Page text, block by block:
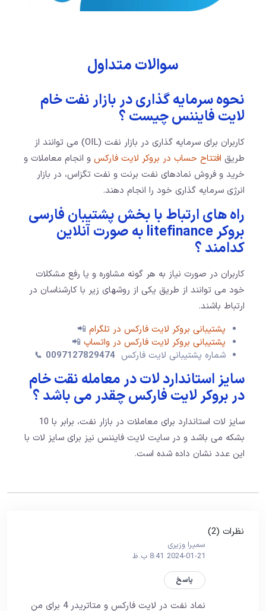
سوالات متداول
نحوه سرمایه گذاری در بازار نفت خام
لایت فایننس چیست ؟
کاربران برای سرمایه گذاری در بازار نفت (OIL) می توانند از
طریق افتتاح حساب در بروکر لایت فارکس و انجام معاملات و
خرید و فروش نمادهای نفت برنت و نفت تگزاس، در بازار
انرژی سرمایه گذاری خود را انجام دهند.
راه های ارتباط با بخش پشتیبان فارسی
بروکر litefinance به صورت آنلاین
کدامند ؟
کاربران در صورت نیاز به هر گونه مشاوره و یا رفع مشکلات
خود می توانند از طریق یکی از روشهای زیر با کارشناسان در
ارتباط باشند.
پشتیبانی بروکر لایت فارکس در تلگرام 📲
پشتیبانی بروکر لایت فارکس در واتساپ 📲
شماره پشتیبانی لایت فارکس 0097127829474
📞
سایز استاندارد لات در معامله نقت خام
در بروکر لایت فارکس چقدر می باشد ؟
سایز لات استاندارد برای معاملات در بازار نفت، برابر با 10
بشکه می باشد و در سایت لایت فایننس نیز برای سایز لات با
این عدد نشان داده شده است.
نظرات (2)
سمیرا وزیری
2024-01-21 8:41 ب.ظ
پاسخ
نماد نفت در لایت فارکس و متاتریدر 4 برای من